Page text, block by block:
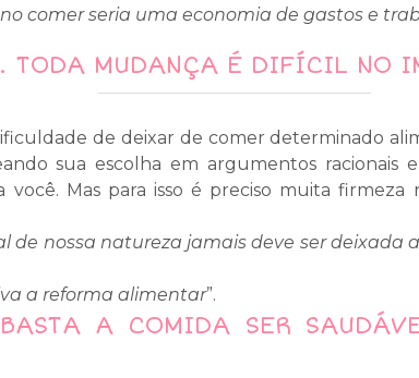
comer seria uma economia de gastos e
TODA MUDANÇA É DIFÍCIL NO
de deixar de comer determinado
sua escolha em argumentos racionais
você. Mas para isso é preciso muita firmeza
de nossa natureza jamais deve ser deixada
a reforma alimentar”.
A COMIDA SER